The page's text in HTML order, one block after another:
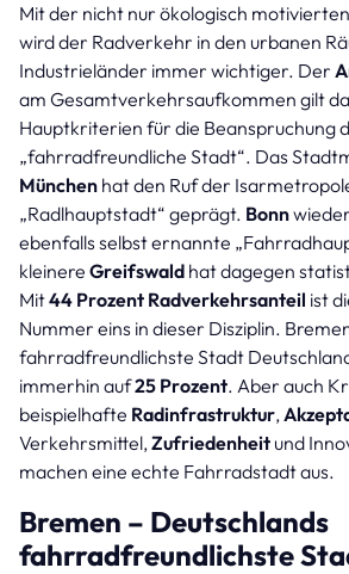
Mit der nicht nur ökologisch
wird der Radverkehr in den urbanen
Industrieländer immer wichtiger. Der
am Gesamtverkehrsaufkommen gilt
Hauptkriterien für die Beanspruchung
„fahrradfreundliche Stadt“. Das
München hat den Ruf der
„Radlhauptstadt“ geprägt. Bonn
ebenfalls selbst ernannte
kleinere Greifswald hat dagegen
Mit44 Prozent Radverkehrsanteil ist
Nummer eins in dieser Disziplin.
fahrradfreundlichste Stadt
immerhin auf25 Prozent. Aber auch
beispielhafte Radinfrastruktur,
Verkehrsmittel, Zufriedenheit und
machen eine echte Fahrradstadt aus.
Bremen – Deutschlands
fahrradfreundlichste